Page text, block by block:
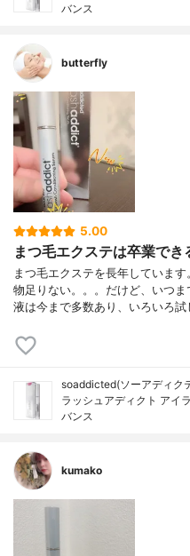
バンス
butterfly
5.00
まつ毛エクステは卒業でき
まつ毛エクステを長年していま
物足りない。。。だけど、いつ
液は今まで多数あり、いろいろ
soaddicted(ソーアディク
ラッシュアディクト アイ
バンス
kumako